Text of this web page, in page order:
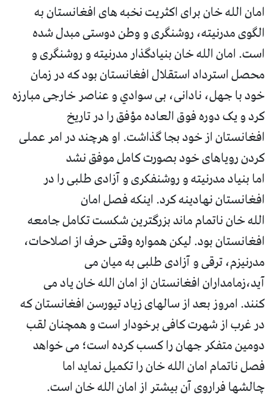
امان الله خان برای اکثریت نخبه های افغانستان به
الگوی مدرنیته، روشنگری و وطن دوستی مبدل شده
است. امان الله خان بنیادگذار مدرنیته و روشنگری و
محصل استرداد استقلال افغانستان بود که در زمان
خود با جهل، نادانی، بی سوادي و عناصر خارجی مبارزه
کرد و یک دوره فوق العاده مؤفق را در تاریخ
افغانستان از خود بجا گذاشت. او هرچند در امر عملی
کردن رویاهای خود بصورت کامل موفق نشد
اما بنیاد مدرنیته و روشنفکری و آزادی طلبی را در
افغانستان نهادینه کرد. اینکه فصل امان
الله خان ناتمام ماند بزرگترین شکست تکامل جامعه
افغانستان بود. لیکن همواره وقتی حرف از اصلاحات،
مدرنیزم، ترقی و آزادی طلبی به میان می
آید،زمامداران افغانستان از امان الله خان یاد می
کنند. امروز بعد از سالهای زیاد تیورسن افغانستان که
در غرب از شهرت کافی برخودار است و همچنان لقب
دومین متفکر جهان را کسب کرده است؛ می خواهد
فصل ناتمام امان الله خان را تکمیل نماید اما
چالشها فراروی آن بیشتر از امان الله خان است.